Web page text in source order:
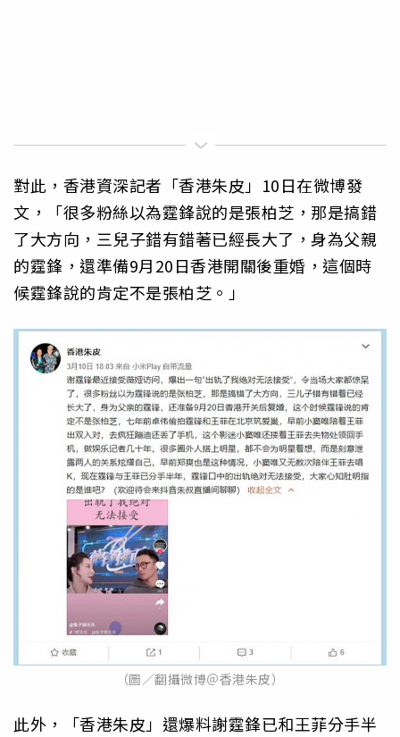
對此，香港資深記者「香港朱皮」10日在微博發
文，「很多粉絲以為霆鋒說的是張柏芝，那是搞錯
了大方向，三兒子錯有錯著已經長大了，身為父親
的霆鋒，還準備9月20日香港開關後重婚，這個時
候霆鋒說的肯定不是張柏芝。」
（圖／翻攝微博＠香港朱皮）
此外，「香港朱皮」還爆料謝霆鋒已和王菲分手半